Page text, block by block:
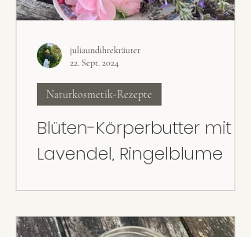
Blüten-Körperbutter mit
Lavendel, Ringelblume
leicht gemacht: Die Blüten-Körperbutter mit
Naturkosmetik-Rezepte
juliaundihrekräuter
22. Sept. 2024